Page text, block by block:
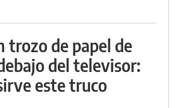
trozo de papel de
del televisor:
este truco